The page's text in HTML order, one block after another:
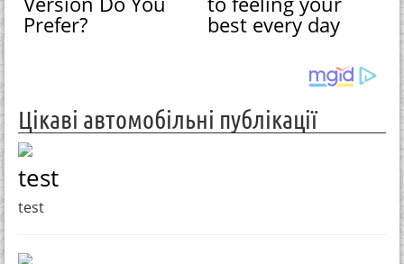
Prefer? best every day
Цікаві автомобільні публікації
test
test